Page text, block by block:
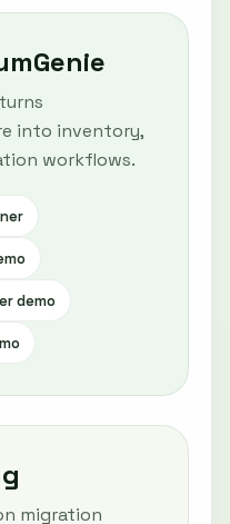
into inventory,
workflows.
demo
migration